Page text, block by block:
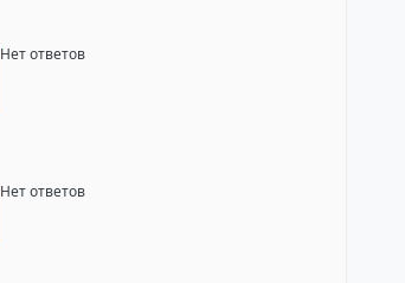
Нет ответов
Нет ответов